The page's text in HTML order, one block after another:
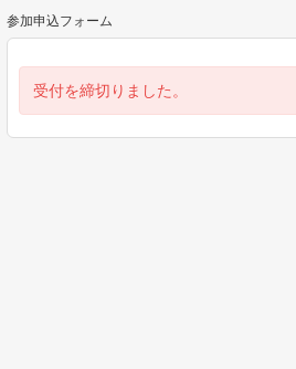
参加申込フォーム
受付を締切りました。